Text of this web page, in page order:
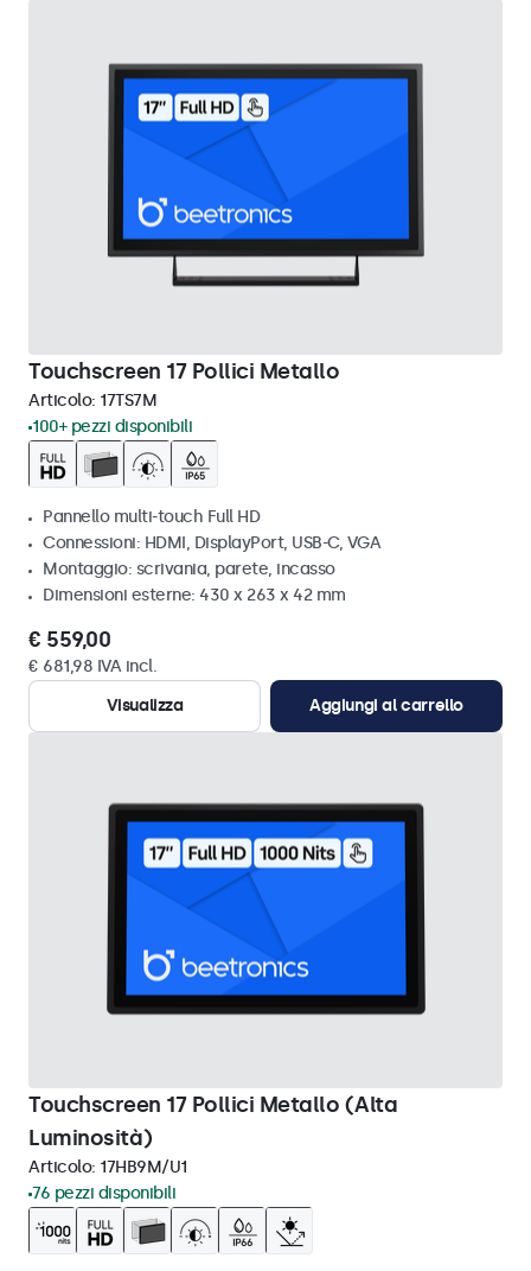
Touchscreen 17 Pollici Metallo
Articolo: 17TS7M
100+ pezzi disponibili
Pannello multi-touch Full HD
Connessioni: HDMI, DisplayPort, USB-C, VGA
Montaggio: scrivania, parete, incasso
Dimensioni esterne: 430 x 263 x 42 mm
€ 559,00
€ 681,98 IVA incl.
Visualizza
Aggiungi al carrello
Touchscreen 17 Pollici Metallo (Alta
Luminosità)
Articolo: 17HB9M/U1
76 pezzi disponibili